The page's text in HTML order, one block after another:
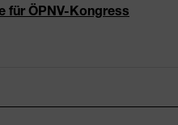
für ÖPNV-Kongress